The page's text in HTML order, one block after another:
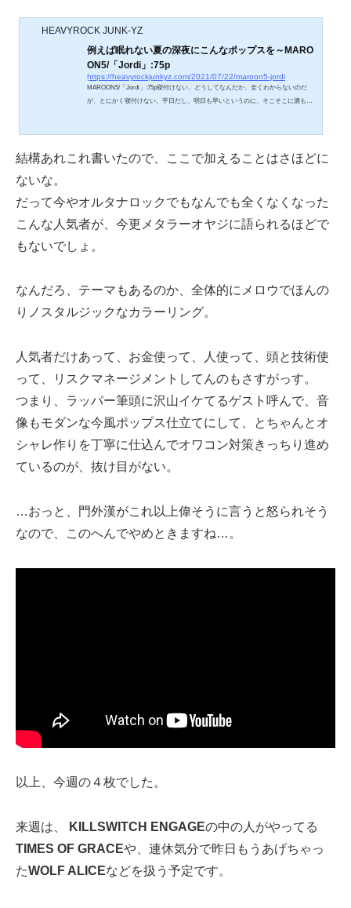
HEAVYROCK JUNK-YZ
例えば眠れない夏の深夜にこんなポップスを～MARO
ON5/「Jordi」:75p
https://heavyrockjunkyz.com/2021/07/22/maroon5-jordi
MAROON5/「Jordi」:75p寝付けない。どうしてなんだか、全くわからないのだ
が、とにかく寝付けない。平日だし、明日も早いというのに、そこそこに酒も飲
よ、そういう夜が。割と飲んでたくせに不思議と酔いもしないし、寝付きが悪
い。そんな、おかしな夜がな。仕方ない。しばらくもぞもぞとしていたベッド
結構あれこれ書いたので、ここで加えることはさほどに
ないな。
だって今やオルタナロックでもなんでも全くなくなった
こんな人気者が、今更メタラーオヤジに語られるほどで
もないでしょ。
なんだろ、テーマもあるのか、全体的にメロウでほんの
りノスタルジックなカラーリング。
人気者だけあって、お金使って、人使って、頭と技術使
って、リスクマネージメントしてんのもさすがっす。
つまり、ラッパー筆頭に沢山イケてるゲスト呼んで、音
像もモダンな今風ポップス仕立てにして、とちゃんとオ
シャレ作りを丁寧に仕込んでオワコン対策きっちり進め
ているのが、抜け目がない。
…おっと、門外漢がこれ以上偉そうに言うと怒られそう
なので、このへんでやめときますね…。
以上、今週の４枚でした。
来週は、 KILLSWITCH ENGAGEの中の人がやってる
TIMES OF GRACEや、連休気分で昨日もうあげちゃっ
たWOLF ALICEなどを扱う予定です。